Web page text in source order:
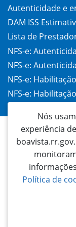
Autenticidade e
DAM ISS
Lista de
NFS-e:
NFS-e:
NFS-e:
NFS-e:
130
Nós
experiência
Política de